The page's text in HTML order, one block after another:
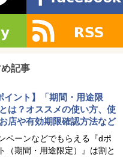
記事
イント】「期間・用途限
は？オススメの使い方、使
店や有効期限確認方法など
ペーンなどでもらえる『dポ
（期間・用途限定）』は割と